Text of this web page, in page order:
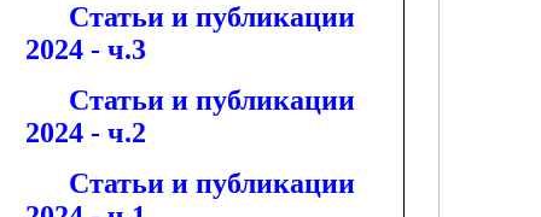
Статьи и публикации
2024 - ч.3
Статьи и публикации
2024 - ч.2
Статьи и публикации